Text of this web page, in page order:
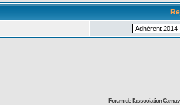
Forum de l'association